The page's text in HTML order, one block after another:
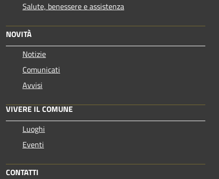
Salute, benessere e assistenza
NOVITÀ
Notizie
Comunicati
Avvisi
VIVERE IL COMUNE
Luoghi
Eventi
CONTATTI